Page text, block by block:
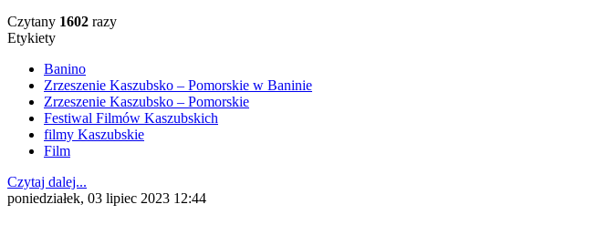
Czytany 1602 razy
Etykiety
Banino
Zrzeszenie Kaszubsko – Pomorskie w Baninie
Zrzeszenie Kaszubsko – Pomorskie
Festiwal Filmów Kaszubskich
filmy Kaszubskie
Film
Czytaj dalej...
poniedziałek, 03 lipiec 2023 12:44